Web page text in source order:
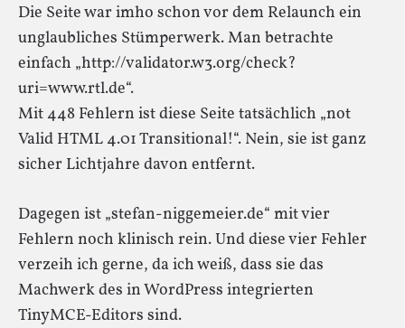
Die Seite war imho schon vor dem Relaunch ein
unglaubliches Stümperwerk. Man betrachte
einfach „http://validator.w3.org/check?
uri=www.rtl.de“.
Mit 448 Fehlern ist diese Seite tatsächlich „not
Valid HTML 4.01 Transitional!“. Nein, sie ist ganz
sicher Lichtjahre davon entfernt.
Dagegen ist „stefan-niggemeier.de“ mit vier
Fehlern noch klinisch rein. Und diese vier Fehler
verzeih ich gerne, da ich weiß, dass sie das
Machwerk des in WordPress integrierten
TinyMCE-Editors sind.